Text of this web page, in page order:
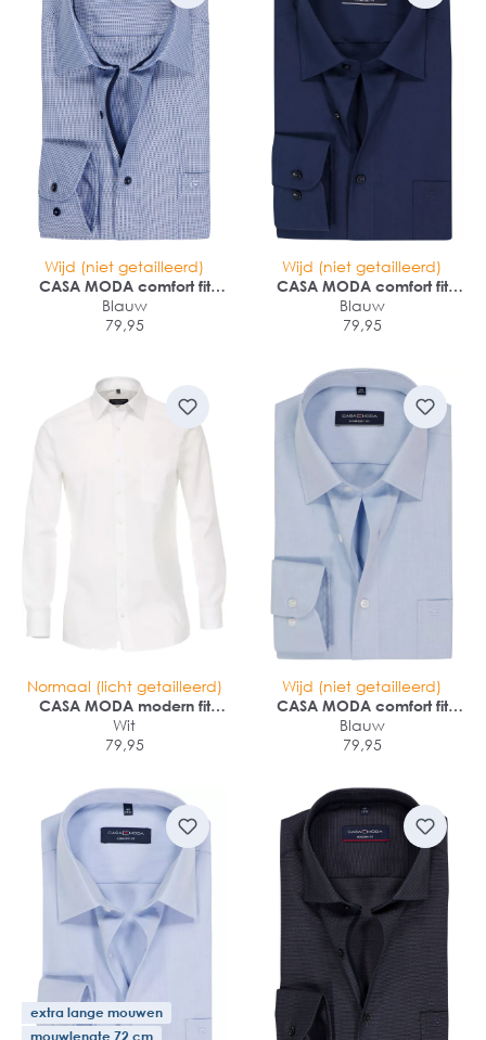
Wijd (niet getailleerd)
CASA MODA comfort fit
overhemd
Blauw
79,95
Wijd (niet getailleerd)
CASA MODA comfort fit
overhemd
Blauw
79,95
Normaal (licht getailleerd)
CASA MODA modern fit
overhemd
Wit
79,95
Wijd (niet getailleerd)
CASA MODA comfort fit
overhemd
Blauw
79,95
extra lange mouwen
mouwlengte 72 cm